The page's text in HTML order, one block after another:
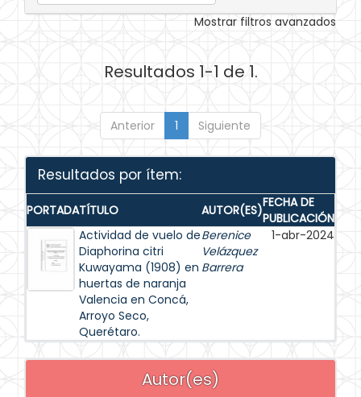
Mostrar filtros avanzados
Resultados 1-1 de 1.
Anterior 1 Siguiente
Resultados por ítem:
PORTADATÍTULO AUTOR(ES)FECHA DE
PUBLICACIÓN
Actividad de vuelo de
Diaphorina citri
Kuwayama (1908) en
huertas de naranja
Valencia en Concá,
Arroyo Seco,
Querétaro.
Berenice
Velázquez
Barrera
1-abr-2024
Autor(es)